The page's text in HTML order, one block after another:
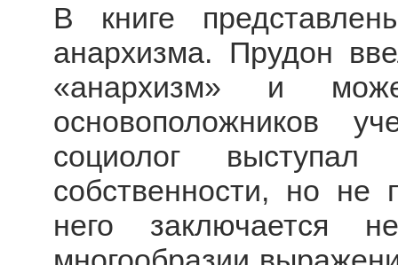
В книге
анархизма. Прудон
«анархизм» и
основоположников
социолог
собственности, но не
него заключается